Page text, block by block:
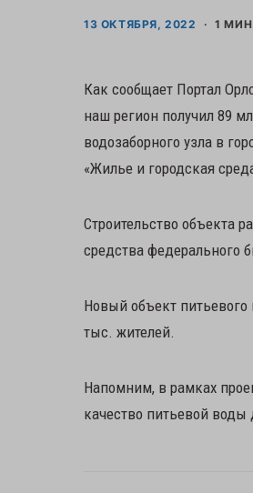
13 ОКТЯБРЯ, 2022 1
Как сообщает Портал
наш регион получил 89
водозаборного узла в
«Жилье и городская
Строительство объекта
средства федерального
Новый объект питьевого
тыс. жителей.
Напомним, в рамках
качество питьевой воды